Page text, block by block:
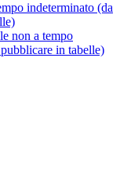
indeterminato (da
non a tempo
in tabelle)